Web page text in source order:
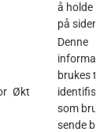
å holde
på siden).
Økt
Denne
brukes til å
som
sende